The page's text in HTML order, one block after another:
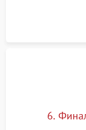
герметиком для
6.